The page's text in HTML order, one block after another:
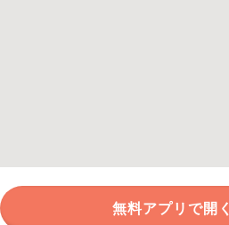
無料アプリで開く